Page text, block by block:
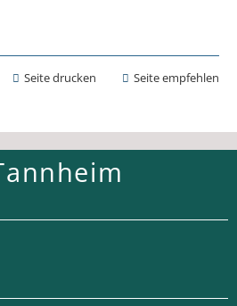
Seite drucken Seite empfehlen